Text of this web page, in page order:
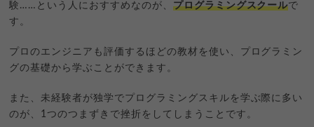
験……という人におすすめなのが、 プログラミングスクールで
す。
プロのエンジニアも評価するほどの教材を使い、プログラミン
グの基礎から学ぶことができます。
また、未経験者が独学でプログラミングスキルを学ぶ際に多い
のが、1つのつまずきで挫折をしてしまうことです。